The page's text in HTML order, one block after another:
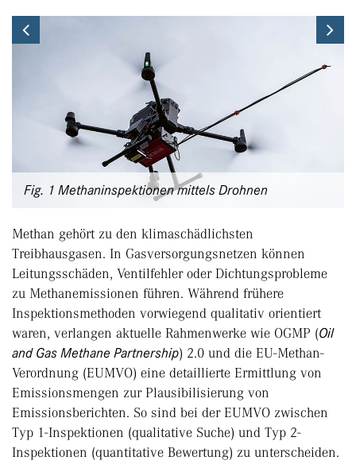
Fig. 1 Methaninspektionen mittels Drohnen
Previous
Methan gehört zu den klimaschädlichsten
Treibhausgasen. In Gasversorgungsnetzen können
Leitungsschäden, Ventilfehler oder Dichtungsprobleme
zu Methanemissionen führen. Während frühere
Inspektionsmethoden vorwiegend qualitativ orientiert
waren, verlangen aktuelle Rahmenwerke wie OGMP (Oil
and Gas Methane Partnership) 2.0 und die EU-Methan-
Verordnung (EUMVO) eine detaillierte Ermittlung von
Emissionsmengen zur Plausibilisierung von
Emissionsberichten. So sind bei der EUMVO zwischen
Typ 1-Inspektionen (qualitative Suche) und Typ 2-
Inspektionen (quantitative Bewertung) zu unterscheiden.